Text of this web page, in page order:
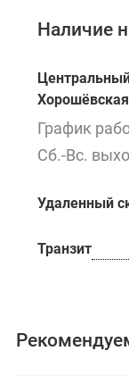
Наличие
График
Сб.-Вс.
Удаленный
Транзит